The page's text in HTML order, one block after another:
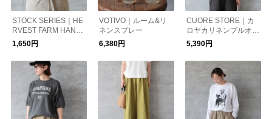
STOCK SERIES｜HE
RVEST FARM HAND
SOAP ハンドソープ
レッドカラント 300ml
プラスチックボトル
1,650円
VOTIVO｜ルーム&リ
ネンスプレー
6,380円
CUORE STORE｜カ
ロヤカリネンプルオー
バー
5,390円